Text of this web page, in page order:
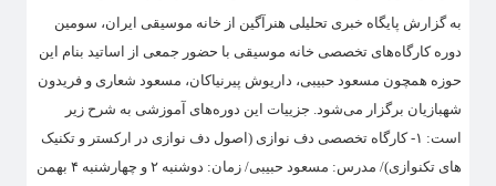
به گزارش پایگاه خبری تحلیلی هنرآگین از خانه موسیقی ایران، سومین
دوره کارگاه‌های تخصصی خانه موسیقی با حضور جمعی از اساتید بنام این
حوزه همچون مسعود حبیبی، داریوش پیرنیاکان، مسعود شعاری و فریدون
شهبازیان برگزار می‌شود. جزییات این دوره‌های آموزشی به شرح زیر
است: ۱- کارگاه تخصصی دف نوازی (اصول دف نوازی در ارکستر و تکنیک
های تکنوازی)/ مدرس: مسعود حبیبی/ زمان: دوشنبه ۲ و چهارشنبه ۴ بهمن